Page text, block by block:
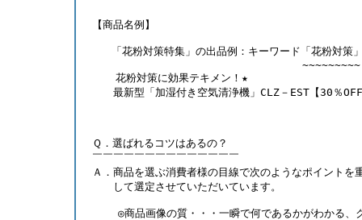
【商品名例】
「花粉対策特集」の出品例：キーワード「花粉対策
~~~~~~~~~
  　 花粉対策に効果テキメン！★
最新型「加湿付き空気清浄機」CLZ－EST【30％
Ｑ．選ばれるコツはあるの？
￣￣￣￣￣￣￣￣￣￣￣￣￣￣
Ａ．商品を選ぶ消費者様の目線で次のようなポイントを
して選定させていただいています。
◎商品画像の質・・・一瞬で何であるかがわかる、